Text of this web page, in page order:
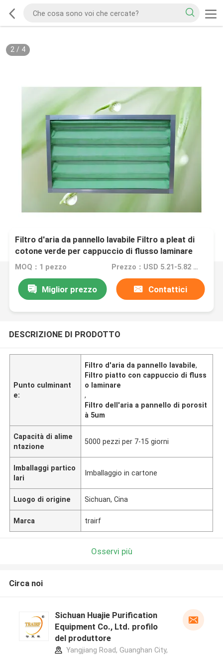
2/ 4
Filtro d'aria da pannello lavabile Filtro a pleat di
cotone verde per cappuccio di flusso laminare
MOQ：1 pezzo Prezzo：USD 5.21-5.82 piece
Miglior prezzo Contattici
DESCRIZIONE DI PRODOTTO
Punto culminant
e:
Filtro d'aria da pannello lavabile,
Filtro piatto con cappuccio di fluss
o laminare
,
Filtro dell'aria a pannello di porosit
à 5um
Capacità di alime
ntazione
5000 pezzi per 7-15 giorni
Imballaggi partico
lari
Imballaggio in cartone
Luogo di origine Sichuan, Cina
Marca trairf
Osservi più
Circa noi
Sichuan Huajie Purification
Equipment Co., Ltd. profilo
del produttore
Yangjiang Road, Guanghan City,